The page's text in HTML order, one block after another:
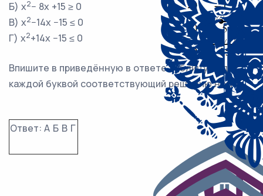
Б) x2− 8x +15 ≥ 0
В) x2−14x −15 ≤ 0
Г) x2+14x −15 ≤ 0
Впишите в приведённую в ответе таблицу под
каждой буквой соответствующий решению номер.
Ответ: А Б В Г